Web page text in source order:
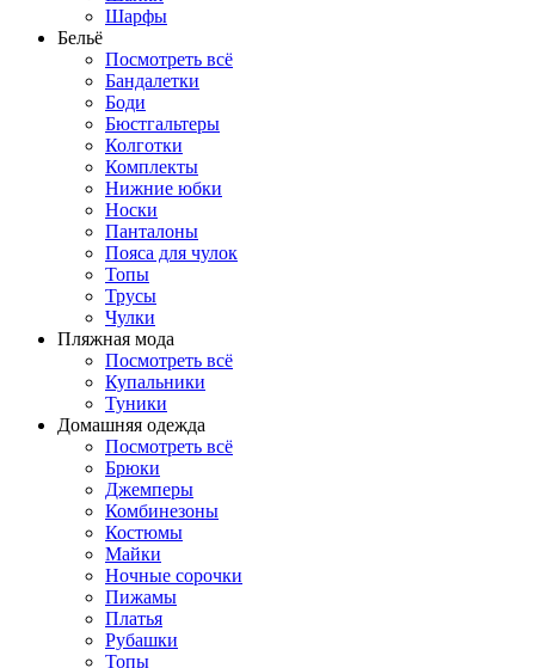
Шарфы
Бельё
Посмотреть всё
Бандалетки
Боди
Бюстгальтеры
Колготки
Комплекты
Нижние юбки
Носки
Панталоны
Поясa для чулок
Топы
Трусы
Чулки
Пляжная мода
Посмотреть всё
Купальники
Туники
Домашняя одежда
Посмотреть всё
Брюки
Джемперы
Комбинезоны
Костюмы
Майки
Ночные сорочки
Пижамы
Платья
Рубашки
Топы